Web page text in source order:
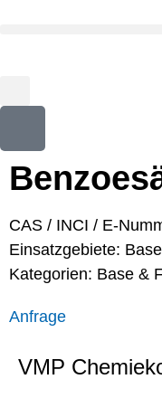
CAS / INCI / E-
Einsatzgebiete:
Kategorien: Base &
Anfrage
VMP